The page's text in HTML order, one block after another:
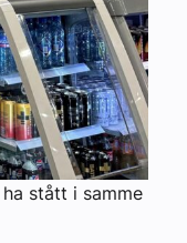
stått i samme